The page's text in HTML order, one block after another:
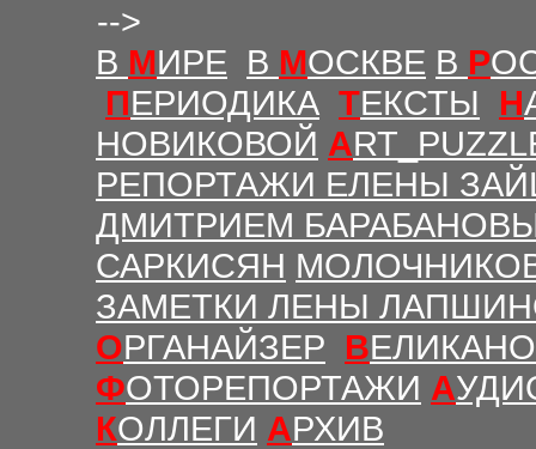
-->
В МИРЕ В МОСКВЕ В Р
ПЕРИОДИКА ТЕКСТЫ Н
НОВИКОВОЙ A
РЕПОРТАЖИ ЕЛЕНЫ
ДМИТРИЕМ
САРКИСЯН
ЗАМЕТКИ ЛЕНЫ
ОРГАНАЙЗЕР В
ФОТОРЕПОРТАЖИ А
КОЛЛЕГИ АРХИВ